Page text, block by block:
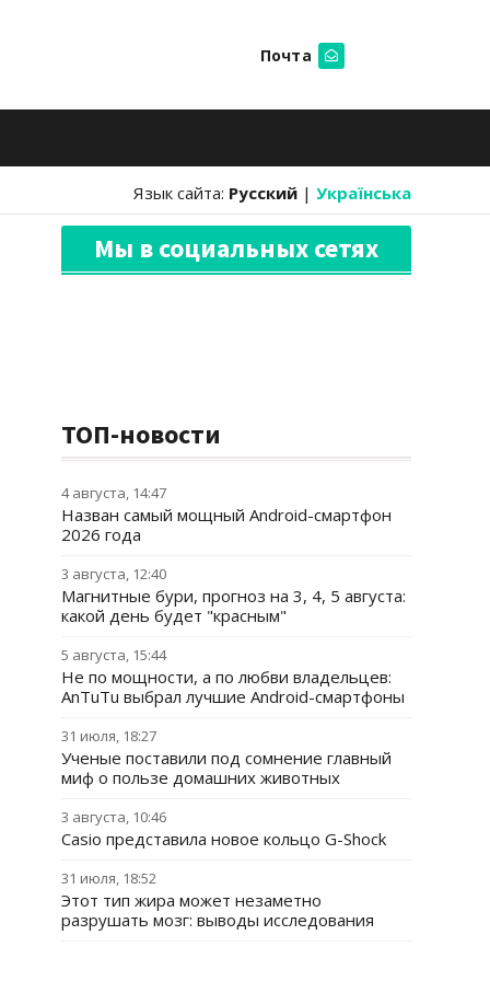
Почта
Язык сайта: Русский | Українська
Мы в социальных сетях
ТОП-новости
4 августа, 14:47
Назван самый мощный Android-смартфон
2026 года
3 августа, 12:40
Магнитные бури, прогноз на 3, 4, 5 августа:
какой день будет "красным"
5 августа, 15:44
Не по мощности, а по любви владельцев:
AnTuTu выбрал лучшие Android-смартфоны
31 июля, 18:27
Ученые поставили под сомнение главный
миф о пользе домашних животных
3 августа, 10:46
Casio представила новое кольцо G-Shock
31 июля, 18:52
Этот тип жира может незаметно
разрушать мозг: выводы исследования